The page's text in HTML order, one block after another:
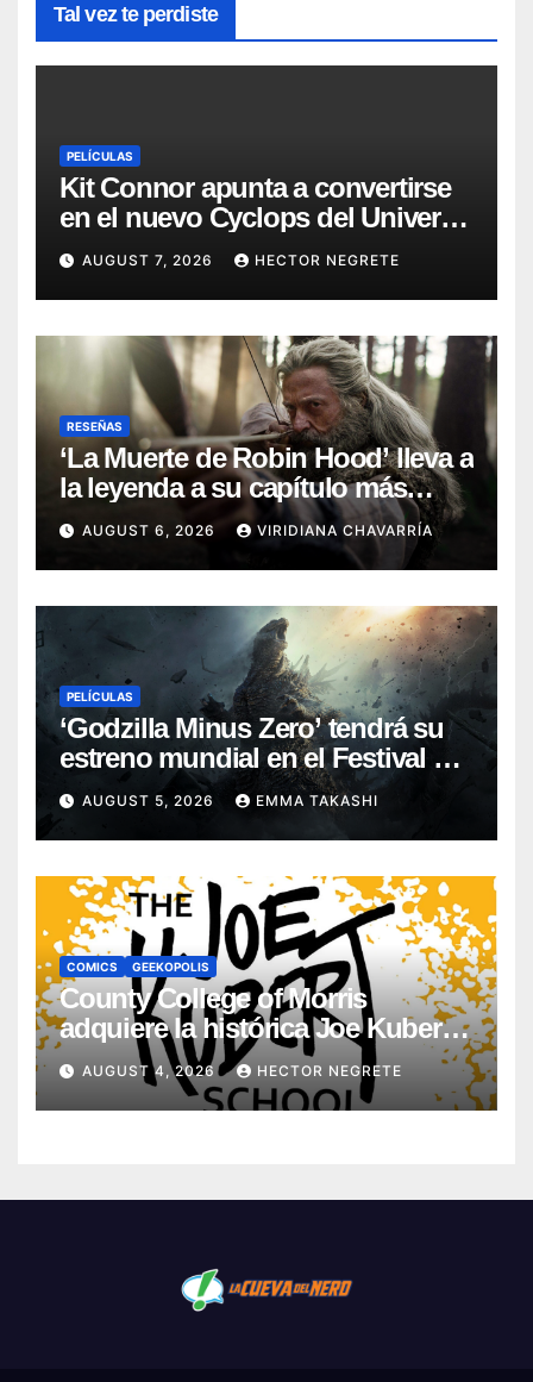
Tal vez te perdiste
PELÍCULAS
Kit Connor apunta a convertirse
en el nuevo Cyclops del Universo
Marvel
AUGUST 7, 2026 HECTOR NEGRETE
RESEÑAS
‘La Muerte de Robin Hood’ lleva a
la leyenda a su capítulo más
oscuro (Reseña)
AUGUST 6, 2026 VIRIDIANA CHAVARRÍA
PELÍCULAS
‘Godzilla Minus Zero’ tendrá su
estreno mundial en el Festival de
Cine de Nueva York
AUGUST 5, 2026 EMMA TAKASHI
COMICS GEEKOPOLIS
County College of Morris
adquiere la histórica Joe Kubert
School
AUGUST 4, 2026 HECTOR NEGRETE